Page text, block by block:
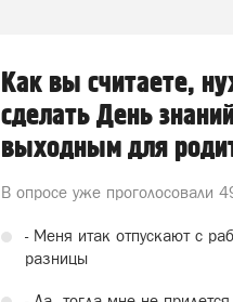
Как вы считаете,
сделать День
выходным для
В опросе уже проголосовали
- Меня итак отпускают с
разницы